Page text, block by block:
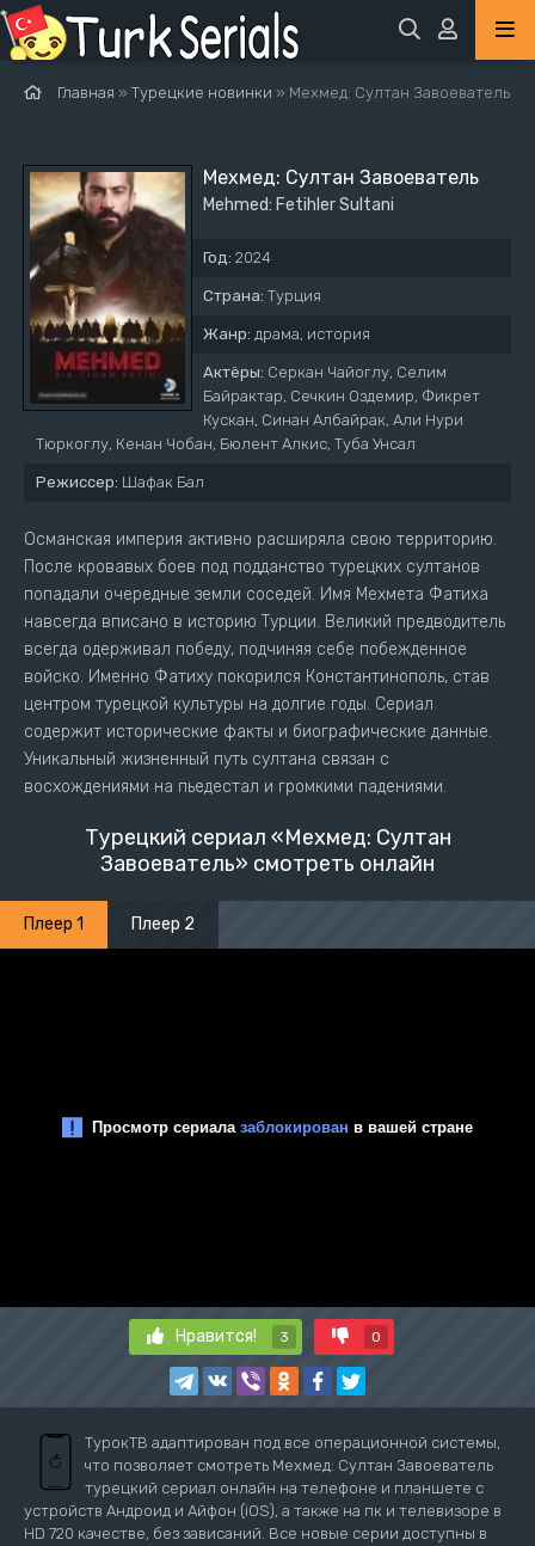
Главная » Турецкие новинки » Мехмед: Султан Завоеватель
Мехмед: Султан Завоеватель
Mehmed: Fetihler Sultani
Год: 2024
Страна: Турция
Жанр: драма, история
Актёры: Серкан Чайоглу, Селим
Байрактар, Сечкин Оздемир, Фикрет
Кускан, Синан Албайрак, Али Нури
Тюркоглу, Кенан Чобан, Бюлент Алкис, Туба Унсал
Режиссер: Шафак Бал
Османская империя активно расширяла свою территорию.
После кровавых боев под подданство турецких султанов
попадали очередные земли соседей. Имя Мехмета Фатиха
навсегда вписано в историю Турции. Великий предводитель
всегда одерживал победу, подчиняя себе побежденное
войско. Именно Фатиху покорился Константинополь, став
центром турецкой культуры на долгие годы. Сериал
содержит исторические факты и биографические данные.
Уникальный жизненный путь султана связан с
восхождениями на пьедестал и громкими падениями.
Турецкий сериал «Мехмед: Султан
Завоеватель» смотреть онлайн
Плеер 1 Плеер 2
Нравится! 3 0
ТурокТВ адаптирован под все операционной системы,
что позволяет смотреть Мехмед: Султан Завоеватель
турецкий сериал онлайн на телефоне и планшете с
устройств Андроид и Айфон (iOS), а также на пк и телевизоре в
HD 720 качестве, без зависаний. Все новые серии доступны в